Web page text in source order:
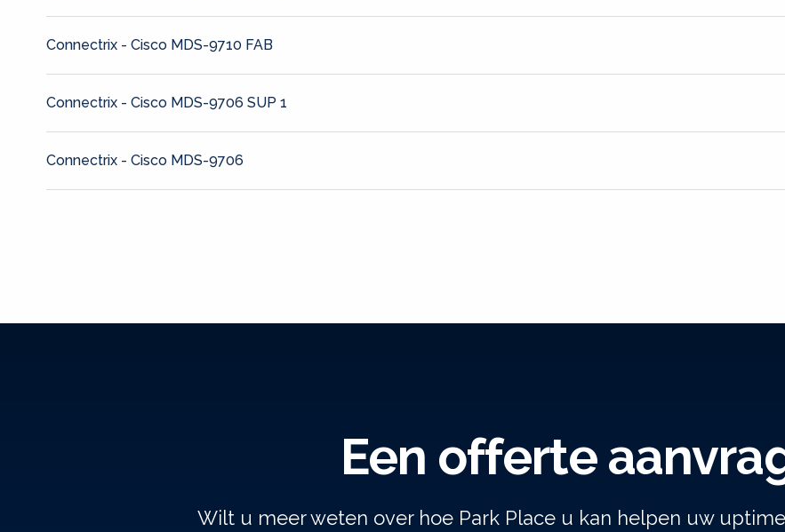
Connectrix - Cisco MDS-9710 FAB
Connectrix - Cisco MDS-9706 SUP 1
Connectrix - Cisco MDS-9706
Een offerte
Wilt u meer weten over hoe Park Place u kan helpen uw